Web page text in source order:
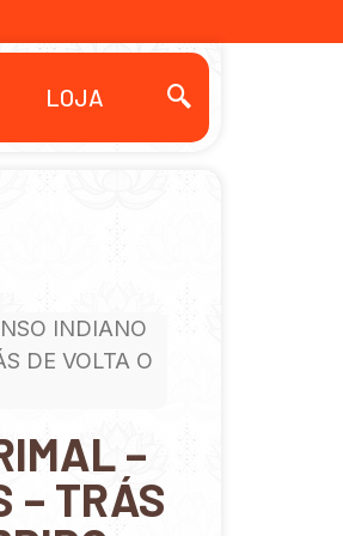
LOJA
INDIANO
DE VOLTA O
–
– TRÁS